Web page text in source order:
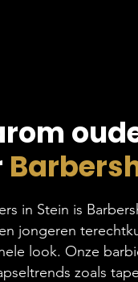
in Stein is
jongeren
look. Onze
zoals